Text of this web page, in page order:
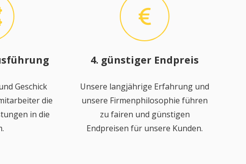
Geschick
die
in die
4. günstiger Endpreis
Unsere langjährige Erfahrung und
unsere Firmenphilosophie führen
zu fairen und günstigen
Endpreisen für unsere Kunden.